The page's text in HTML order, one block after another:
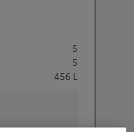
5
5
456 L